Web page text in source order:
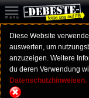
Diese Website
auswerten, um
anzuzeigen. Weitere
du deren Verwendung
Datenschutzhinweisen.